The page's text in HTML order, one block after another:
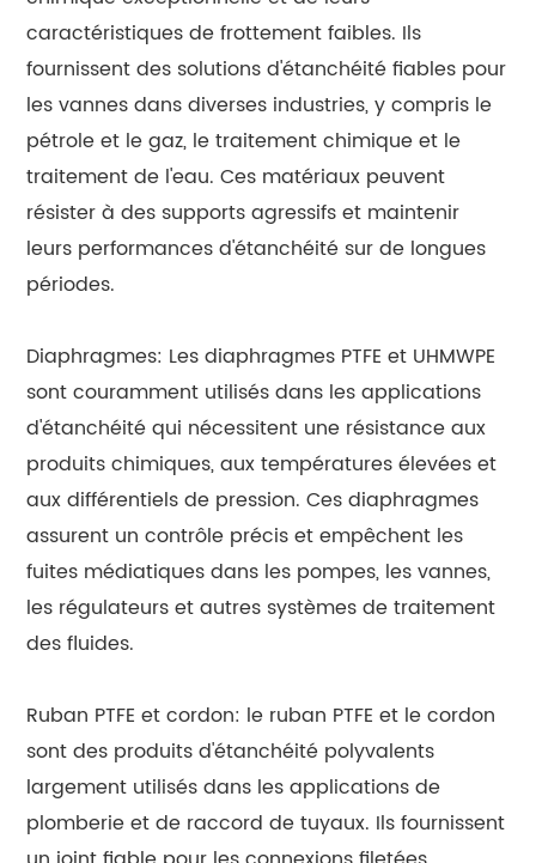
caractéristiques de frottement faibles. Ils
fournissent des solutions d'étanchéité fiables pour
les vannes dans diverses industries, y compris le
pétrole et le gaz, le traitement chimique et le
traitement de l'eau. Ces matériaux peuvent
résister à des supports agressifs et maintenir
leurs performances d'étanchéité sur de longues
périodes.
Diaphragmes: Les diaphragmes PTFE et UHMWPE
sont couramment utilisés dans les applications
d'étanchéité qui nécessitent une résistance aux
produits chimiques, aux températures élevées et
aux différentiels de pression. Ces diaphragmes
assurent un contrôle précis et empêchent les
fuites médiatiques dans les pompes, les vannes,
les régulateurs et autres systèmes de traitement
des fluides.
Ruban PTFE et cordon: le ruban PTFE et le cordon
sont des produits d'étanchéité polyvalents
largement utilisés dans les applications de
plomberie et de raccord de tuyaux. Ils fournissent